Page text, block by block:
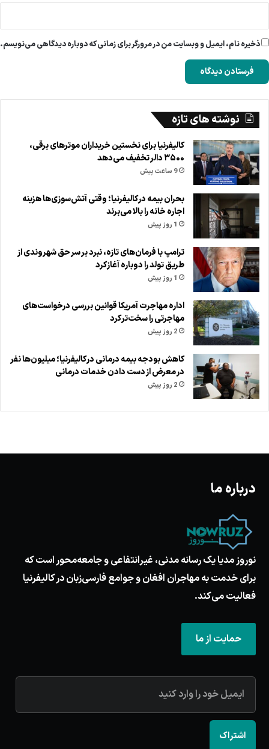
ذخیره نام، ایمیل و وبسایت من در مرورگر برای زمانی که دوباره دیدگاهی می‌نویسم.
نوشته های تازه
کالیفرنیا برای نخستین خریداران موترهای برقی،
۳۵۰۰ دالر تخفیف می‌دهد
9 ساعت پیش
بحران بیمه در کالیفرنیا؛ وقتی آتش‌سوزی‌ها هزینه
اجاره خانه را بالا می‌برند
1 روز پیش
ترامپ با فرمان‌های تازه، نبرد بر سر حق شهروندی از
طریق تولد را دوباره آغاز کرد
1 روز پیش
اداره مهاجرت آمریکا قوانین بررسی درخواست‌های
مهاجرتی را سخت‌تر کرد
2 روز پیش
کاهش بودجه بیمه درمانی در کالیفرنیا؛ میلیون‌ها نفر
در معرض از دست دادن خدمات درمانی
2 روز پیش
درباره ما
نوروز مدیا یک رسانه مدنی، غیرانتفاعی و جامعه‌محور است که
برای خدمت به مهاجران افغان و جوامع فارسی‌زبان در کالیفرنیا
فعالیت می‌کند.
حمایت از ما
اشتراک